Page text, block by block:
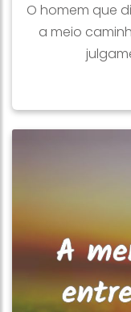
O homem que
a meio